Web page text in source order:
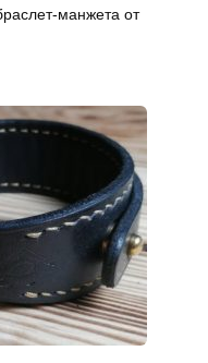
манжета от